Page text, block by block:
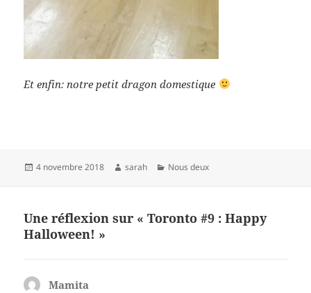
Et enfin: notre petit dragon domestique
Publié
4 novembre 2018 Auteur
sarah Catégories
Nous deux
Une réflexion sur « Toronto #9 : Happy
Halloween! »
Mamita